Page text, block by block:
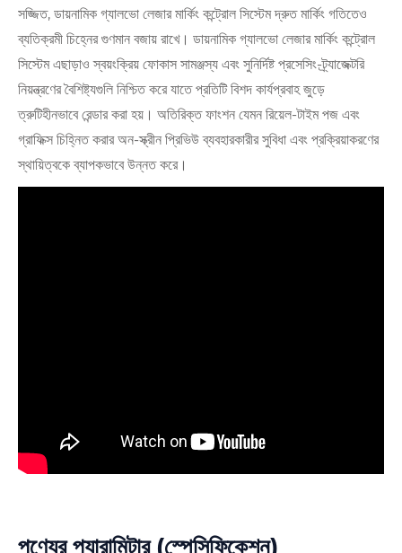
সজ্জিত, ডায়নামিক গ্যালভো লেজার মার্কিং কন্ট্রোল সিস্টেম দ্রুত মার্কিং গতিতেও
ব্যতিক্রমী চিহ্নের গুণমান বজায় রাখে। ডায়নামিক গ্যালভো লেজার মার্কিং কন্ট্রোল
সিস্টেম এছাড়াও স্বয়ংক্রিয় ফোকাস সামঞ্জস্য এবং সুনির্দিষ্ট প্রসেসিং-ট্র্যাজেক্টরি
নিয়ন্ত্রণের বৈশিষ্ট্যগুলি নিশ্চিত করে যাতে প্রতিটি বিশদ কার্যপ্রবাহ জুড়ে
ত্রুটিহীনভাবে রেন্ডার করা হয়। অতিরিক্ত ফাংশন যেমন রিয়েল-টাইম পজ এবং
গ্রাফিক্স চিহ্নিত করার অন-স্ক্রীন প্রিভিউ ব্যবহারকারীর সুবিধা এবং প্রক্রিয়াকরণের
স্থায়িত্বকে ব্যাপকভাবে উন্নত করে।
পণ্যের প্যারামিটার (স্পেসিফিকেশন)